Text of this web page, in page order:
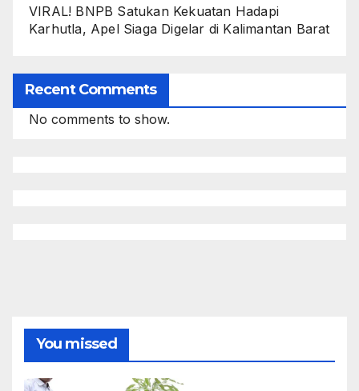
VIRAL! BNPB Satukan Kekuatan Hadapi
Karhutla, Apel Siaga Digelar di Kalimantan Barat
Recent Comments
No comments to show.
You missed